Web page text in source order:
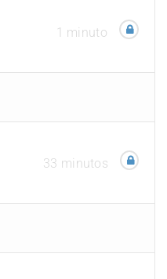
1 minuto
33 minutos